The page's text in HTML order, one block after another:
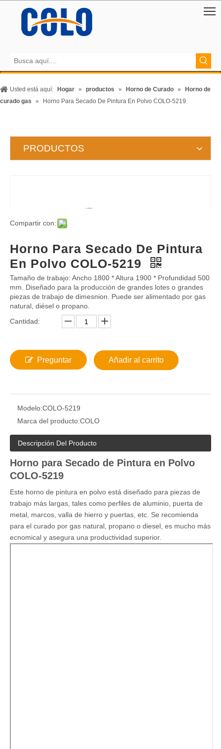
Usted está aquí: Hogar » productos » Horno de Curado »
Horno de
curado gas
» Horno Para Secado De Pintura En Polvo COLO-5219
PRODUCTOS
Compartir con:
Horno Para Secado De Pintura
En Polvo COLO-5219
Tamaño de trabajo: Ancho 1800 * Altura 1900 * Profundidad 500
mm. Diseñado para la producción de grandes lotes o grandes
piezas de trabajo de dimesnion. Puede ser alimentado por gas
natural, diésel o propano.
Cantidad:
Preguntar Añadir al carrito
Modelo:COLO-5219
Marca del producto:COLO
Descripción Del Producto
Horno para Secado de Pintura en Polvo
COLO-5219
Este horno de pintura en polvo está diseñado para piezas de
trabajo más largas, tales como perfiles de aluminio, puerta de
metal, marcos, valla de hierro y puertas, etc. Se recomienda
para el curado por gas natural, propano o diesel, es mucho más
ecnomical y asegura una productividad superior.